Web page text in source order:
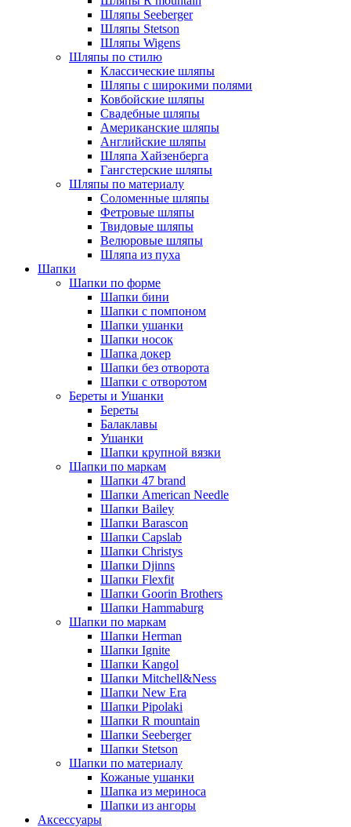
Шляпы Seeberger
Шляпы Stetson
Шляпы Wigens
Шляпы по стилю
Классические шляпы
Шляпы с широкими полями
Ковбойские шляпы
Свадебные шляпы
Американские шляпы
Английские шляпы
Шляпа Хайзенберга
Гангстерские шляпы
Шляпы по материалу
Соломенные шляпы
Фетровые шляпы
Твидовые шляпы
Велюровые шляпы
Шляпа из пуха
Шапки
Шапки по форме
Шапки бини
Шапки с помпоном
Шапки ушанки
Шапки носок
Шапка докер
Шапки без отворота
Шапки с отворотом
Береты и Ушанки
Береты
Балаклавы
Ушанки
Шапки крупной вязки
Шапки по маркам
Шапки 47 brand
Шапки American Needle
Шапки Bailey
Шапки Barascon
Шапки Capslab
Шапки Christys
Шапки Djinns
Шапки Flexfit
Шапки Goorin Brothers
Шапки Hammaburg
Шапки по маркам
Шапки Herman
Шапки Ignite
Шапки Kangol
Шапки Mitchell&Ness
Шапки New Era
Шапки Pipolaki
Шапки R mountain
Шапки Seeberger
Шапки Stetson
Шапки по материалу
Кожаные ушанки
Шапка из мериноса
Шапки из ангоры
Аксессуары